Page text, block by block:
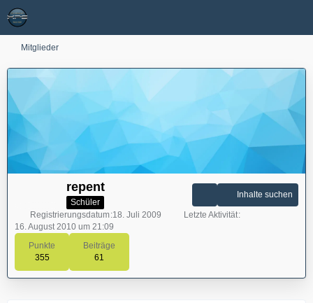
Mitglieder
repent
Schüler
Punkte
355
Beiträge
61
Inhalte suchen
Registrierungsdatum 18. Juli 2009
Letzte Aktivität
16. August 2010 um 21:09